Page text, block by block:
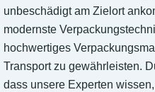
unbeschädigt am Zielort
modernste
hochwertiges
Transport zu gewährleisten.
dass unsere Experten